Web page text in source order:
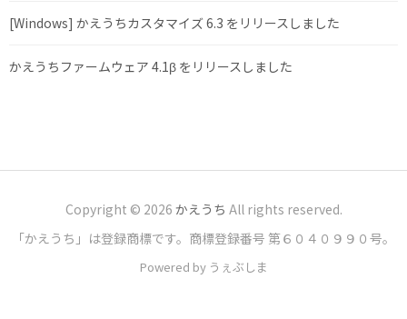
[Windows] かえうちカスタマイズ 6.3 をリリースしました
かえうちファームウェア 4.1β をリリースしました
Copyright © 2026 かえうち All rights reserved.
「かえうち」は登録商標です。商標登録番号 第６０４０９９０号。
Powered by うぇぶしま